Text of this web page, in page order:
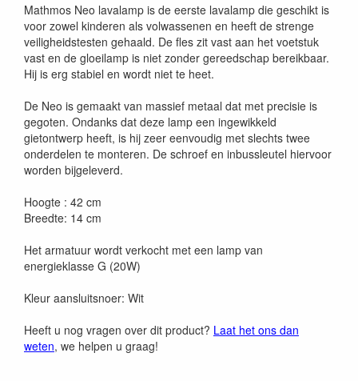
Mathmos Neo lavalamp is de eerste lavalamp die geschikt is
voor zowel kinderen als volwassenen en heeft de strenge
veiligheidstesten gehaald. De fles zit vast aan het voetstuk
vast en de gloeilamp is niet zonder gereedschap bereikbaar.
Hij is erg stabiel en wordt niet te heet.
De Neo is gemaakt van massief metaal dat met precisie is
gegoten. Ondanks dat deze lamp een ingewikkeld
gietontwerp heeft, is hij zeer eenvoudig met slechts twee
onderdelen te monteren. De schroef en inbussleutel hiervoor
worden bijgeleverd.
Hoogte : 42 cm
Breedte: 14 cm
Het armatuur wordt verkocht met een lamp van
energieklasse G (20W)
Kleur aansluitsnoer: Wit
Heeft u nog vragen over dit product? Laat het ons dan
weten, we helpen u graag!